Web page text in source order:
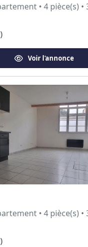
• 4 pièce(s) •
Voir l'annonce
• 4 pièce(s) •